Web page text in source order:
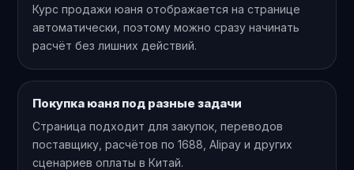
Курс продажи юаня отображается на странице
автоматически, поэтому можно сразу начинать
расчёт без лишних действий.
Покупка юаня под разные задачи
Страница подходит для закупок, переводов
поставщику, расчётов по 1688, Alipay и других
сценариев оплаты в Китай.